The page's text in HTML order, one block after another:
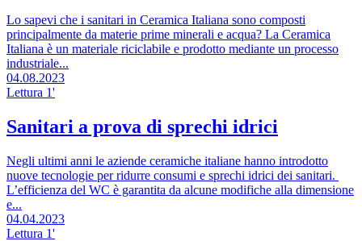
Lo sapevi che i sanitari in Ceramica Italiana sono composti
principalmente da materie prime minerali e acqua? La Ceramica
Italiana è un materiale riciclabile e prodotto mediante un processo
industriale...
04.08.2023
Lettura 1'
Sanitari a prova di sprechi idrici
Negli ultimi anni le aziende ceramiche italiane hanno introdotto
nuove tecnologie per ridurre consumi e sprechi idrici dei sanitari.
L’efficienza del WC è garantita da alcune modifiche alla dimensione
e...
04.04.2023
Lettura 1'